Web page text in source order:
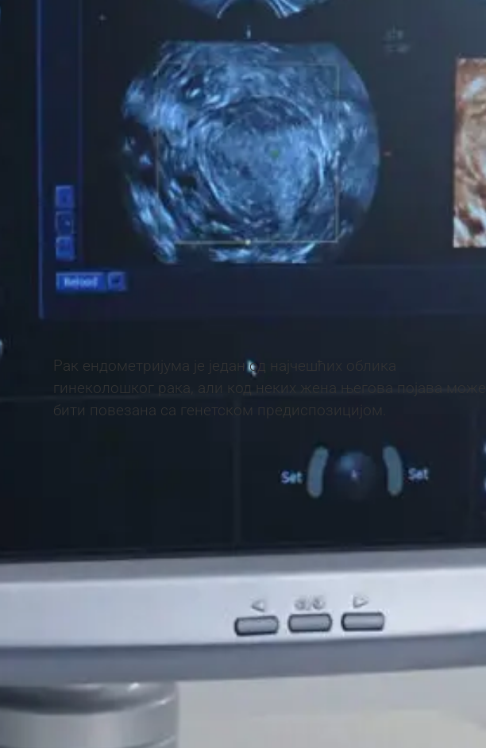
Рак ендометријума је један од најчешћих облика
гинеколошког рака, али код неких жена његова појава може
бити повезана са генетском предиспозицијом.